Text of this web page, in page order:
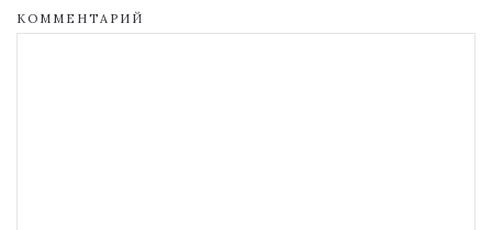
КОММЕНТАРИЙ